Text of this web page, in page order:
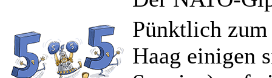
Pünktlich
Haag einigen